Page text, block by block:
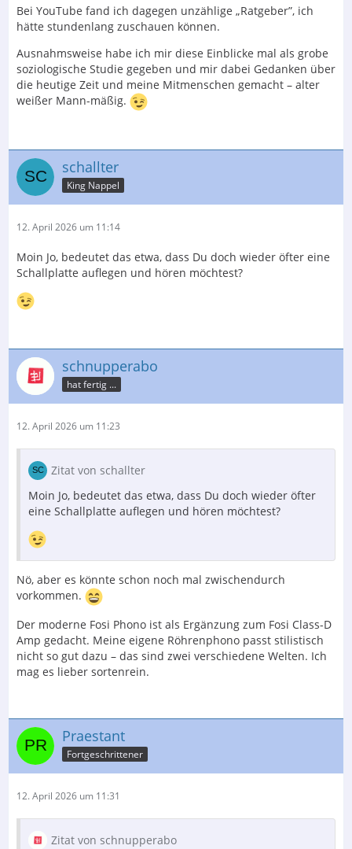
Bei YouTube fand ich dagegen unzählige „Ratgeber”, ich
hätte stundenlang zuschauen können.
Ausnahmsweise habe ich mir diese Einblicke mal als grobe
soziologische Studie gegeben und mir dabei Gedanken über
die heutige Zeit und meine Mitmenschen gemacht – alter
weißer Mann-mäßig.
schallter
King Nappel
12. April 2026 um 11:14
Moin Jo, bedeutet das etwa, dass Du doch wieder öfter eine
Schallplatte auflegen und hören möchtest?
schnupperabo
hat fertig ...
12. April 2026 um 11:23
Zitat von schallter
Moin Jo, bedeutet das etwa, dass Du doch wieder öfter
eine Schallplatte auflegen und hören möchtest?
Nö, aber es könnte schon noch mal zwischendurch
vorkommen.
Der moderne Fosi Phono ist als Ergänzung zum Fosi Class-D
Amp gedacht. Meine eigene Röhrenphono passt stilistisch
nicht so gut dazu – das sind zwei verschiedene Welten. Ich
mag es lieber sortenrein.
Praestant
Fortgeschrittener
12. April 2026 um 11:31
Zitat von schnupperabo